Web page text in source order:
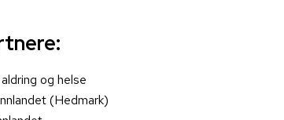
og helse
(Hedmark)